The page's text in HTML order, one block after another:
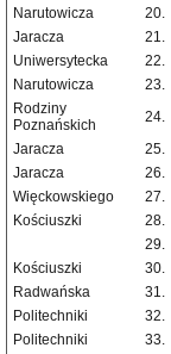
Narutowicza
20.
Jaracza
21.
Uniwersytecka
22.
Narutowicza
23.
Rodziny
Poznańskich
24.
Jaracza 25.
Jaracza
26.
Więckowskiego
27.
Kościuszki
28.
29.
Kościuszki
30.
Radwańska
31.
Politechniki
32.
Politechniki
33.